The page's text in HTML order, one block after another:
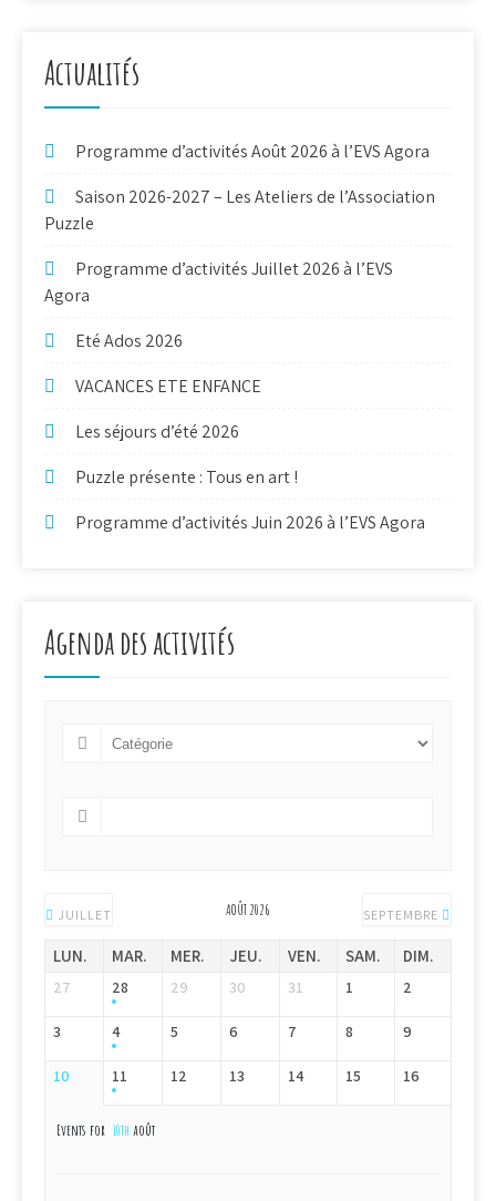
Actualités
Programme d’activités Août 2026 à l’EVS Agora
Saison 2026-2027 – Les Ateliers de l’Association
Puzzle
Programme d’activités Juillet 2026 à l’EVS
Agora
Eté Ados 2026
VACANCES ETE ENFANCE
Les séjours d’été 2026
Puzzle présente : Tous en art !
Programme d’activités Juin 2026 à l’EVS Agora
Agenda des activités
JUILLET AOÛT 2026 SEPTEMBRE
LUN. MAR. MER. JEU. VEN. SAM. DIM.
27 28 29 30 31 1 2
3 4 5 6 7 8 9
10 11 12 13 14 15 16
Events for 10th août